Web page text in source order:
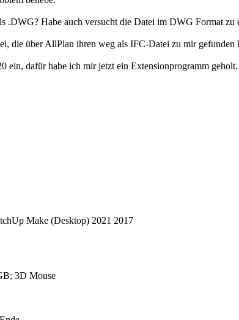
.DWG? Habe auch versucht die Datei im DWG Format
die über AllPlan ihren weg als IFC-Datei zu mir
ein, dafür habe ich mir jetzt ein Extensionprogramm
Make (Desktop) 2021 2017
3D Mouse